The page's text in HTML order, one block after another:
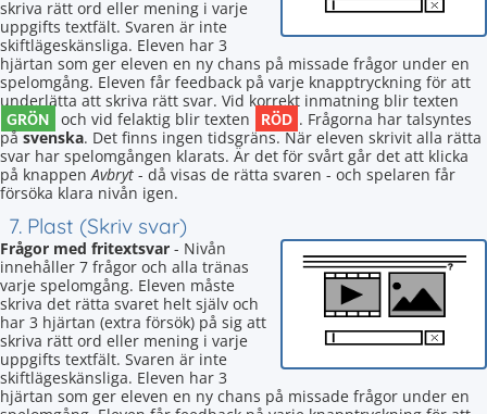
skriva rätt ord eller mening i varje
uppgifts textfält. Svaren är inte
skiftlägeskänsliga. Eleven har 3
hjärtan som ger eleven en ny chans på missade frågor under en
spelomgång. Eleven får feedback på varje knapptryckning för att
underlätta att skriva rätt svar. Vid korrekt inmatning blir texten
GRÖN och vid felaktig blir texten RÖD . Frågorna har talsyntes
påsvenska. Det finns ingen tidsgräns. När eleven skrivit alla rätta
svar har spelomgången klarats. Är det för svårt går det att klicka
på knappenAvbryt - då visas de rätta svaren - och spelaren får
försöka klara nivån igen.
7. Plast (Skriv svar)
Frågor med fritextsvar - Nivån
innehåller 7 frågor och alla tränas
varje spelomgång. Eleven måste
skriva det rätta svaret helt själv och
har 3 hjärtan (extra försök) på sig att
skriva rätt ord eller mening i varje
uppgifts textfält. Svaren är inte
skiftlägeskänsliga. Eleven har 3
hjärtan som ger eleven en ny chans på missade frågor under en